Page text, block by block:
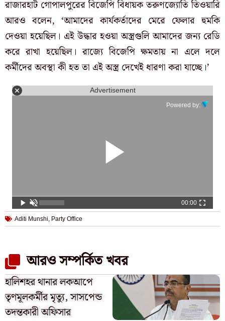
রাজারহাট গোপালপুরের বিজেপি বিধায়ক তরুণজ্যোতি তিওয়ারি
আরও বলেন, ‘আমাদের কার্যকর্তাদের মেরে ফেলার হুমকি
দেওয়া হয়েছিল। এই উদ্ধার হওয়া অস্ত্রগুলি আমাদের জন্য রেডি
করে রাখা হয়েছিল। রাজ্যে বিজেপি ক্ষমতায় না এলে দলে
কর্মীদের অবস্থা কী হত তা এই অস্ত্র দেখেই ধারণা করা যাচ্ছে।’
Advertisement
Powered by:
00:00
Aditi Munshi, Party Office
আরও সম্পর্কিত খবর
হালিশহর থানার লকআপে
তৃণমূলকর্মীর মৃত্যু, সাসপেন্ড
তদন্তকারী অফিসার